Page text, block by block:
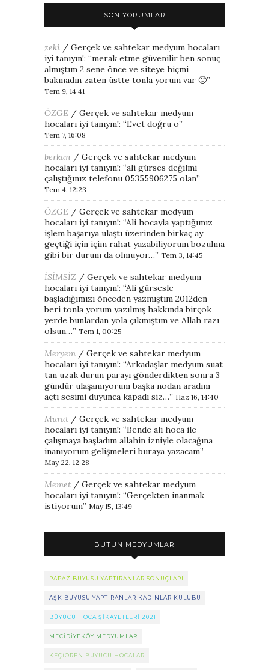
SON YORUMLAR
zeki / Gerçek ve sahtekar medyum hocaları
iyi tanıyın!: “merak etme güvenilir ben sonuç
almıştım 2 sene önce ve siteye hiçmi
bakmadın zaten üstte tonla yorum var 🙂”
Tem 9, 14:41
ÖZGE / Gerçek ve sahtekar medyum
hocaları iyi tanıyın!: “Evet doğru o”
Tem 7, 16:08
berkan / Gerçek ve sahtekar medyum
hocaları iyi tanıyın!: “ali gürses değilmi
çalıştığınız telefonu 05355906275 olan”
Tem 4, 12:23
ÖZGE / Gerçek ve sahtekar medyum
hocaları iyi tanıyın!: “Ali hocayla yaptığımız
işlem başarıya ulaştı üzerinden birkaç ay
geçtiği için içim rahat yazabiliyorum bozulma
gibi bir durum da olmuyor…” Tem 3, 14:45
İSİMSİZ / Gerçek ve sahtekar medyum
hocaları iyi tanıyın!: “Ali gürsesle
başladığımızı önceden yazmıştım 2012den
beri tonla yorum yazılmış hakkında birçok
yerde bunlardan yola çıkmıştım ve Allah razı
olsun…” Tem 1, 00:25
Meryem / Gerçek ve sahtekar medyum
hocaları iyi tanıyın!: “Arkadaşlar medyum suat
tan uzak durun parayı gönderdikten sonra 3
gündür ulaşamıyorum başka nodan aradım
açtı sesimi duyunca kapadı siz…” Haz 16, 14:40
Murat / Gerçek ve sahtekar medyum
hocaları iyi tanıyın!: “Bende ali hoca ile
çalışmaya başladım allahin izniyle olacağına
inanıyorum gelişmeleri buraya yazacam”
May 22, 12:28
Memet / Gerçek ve sahtekar medyum
hocaları iyi tanıyın!: “Gerçekten inanmak
istiyorum” May 15, 13:49
BÜTÜN MEDYUMLAR
PAPAZ BÜYÜSÜ YAPTIRANLAR SONUÇLARI
AŞK BÜYÜSÜ YAPTIRANLAR KADINLAR KULÜBÜ
BÜYÜCÜ HOCA ŞIKAYETLERI 2021
MECIDIYEKÖY MEDYUMLAR
KEÇIÖREN BÜYÜCÜ HOCALAR